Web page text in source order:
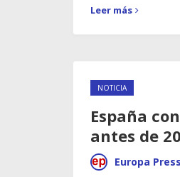
Leer más
NOTICIA
España
antes de
Europa Press